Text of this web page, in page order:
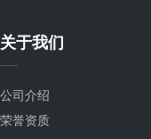
关于我们
公司介绍
荣誉资质